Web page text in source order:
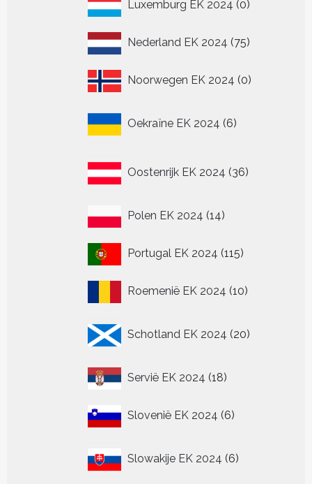
Luxemburg EK 2024 0
Nederland EK 2024 7575
Noorwegen EK 2024 00
Oekraïne EK 2024 6
producten
Oostenrijk EK 2024 36
producten
Polen EK 2024 1414
Portugal EK 2024 115115
Roemenië EK 2024 1010
Schotland EK 2024 20
producten
Servië EK 2024 1818
Slovenië EK 2024 66
Slowakije EK 2024 6
producten